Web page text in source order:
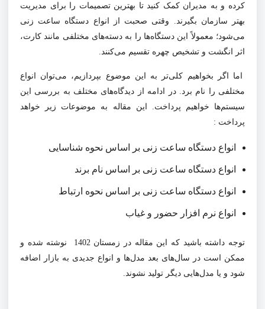
کرده و به مدیران کمک کنید تا بهترین تصمیمات را برای مدیریت
بهتر سازمان بگیرند. وقتی صحبت از انواع دستگاه ساعت زنی
می‌شود؛ معمولاً این دستگاه‌ها را به دسته‌های مختلفی مانند کارت،
اثر انگشت و تشخیص چهره تقسیم می‌کنند.
اما اگر بخواهیم کلی‌تر به این موضوع بپردازیم، می‌توان انواع
مختلفی را نام برد. در ادامه از دیدگاه‌های مختلف به بررسی این
سیستم‌ها خواهیم پرداخت. این مقاله به موضوعات زیر خواهد
پرداخت :
انواع دستگاه ساعت زنی بر اساس نحوه شناسایی
انواع دستگاه ساعت زنی بر اساس نام برند
انواع دستگاه ساعت زنی بر اساس نحوه ارتباط
انواع نرم افزار حضور و غیاب
توجه داشته باشید که این مقاله در زمستان 1402 نوشته شده و
ممکن است در سال‌های بعد مدل‌ها و انواع جدیدی به بازار اضافه
شود و یا مدل‌هایی دیگر تولید نشوند.